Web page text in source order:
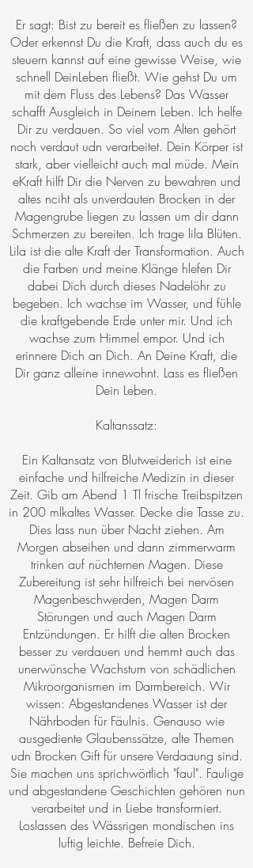
Er sagt: Bist zu bereit es fließen zu lassen?
Oder erkennst Du die Kraft, dass auch du es
steuern kannst auf eine gewisse Weise, wie
schnell DeinLeben fließt. Wie gehst Du um
mit dem Fluss des Lebens? Das Wasser
schafft Ausgleich in Deinem Leben. Ich helfe
Dir zu verdauen. So viel vom Alten gehört
noch verdaut udn verarbeitet. Dein Körper ist
stark, aber vielleicht auch mal müde. Mein
eKraft hilft Dir die Nerven zu bewahren und
altes nciht als unverdauten Brocken in der
Magengrube liegen zu lassen um dir dann
Schmerzen zu bereiten. Ich trage lila Blüten.
Lila ist die alte Kraft der Transformation. Auch
die Farben und meine Klänge hlefen Dir
dabei Dich durch dieses Nadelöhr zu
begeben. Ich wachse im Wasser, und fühle
die kraftgebende Erde unter mir. Und ich
wachse zum Himmel empor. Und ich
erinnere Dich an Dich. An Deine Kraft, die
Dir ganz alleine innewohnt. Lass es fließen
Dein Leben.
Kaltanssatz:
Ein Kaltansatz von Blutweiderich ist eine
einfache und hilfreiche Medizin in dieser
Zeit. Gib am Abend 1 Tl frische Treibspitzen
in 200 mlkaltes Wasser. Decke die Tasse zu.
Dies lass nun über Nacht ziehen. Am
Morgen abseihen und dann zimmerwarm
trinken auf nüchternen Magen. Diese
Zubereitung ist sehr hilfreich bei nervösen
Magenbeschwerden, Magen Darm
Störungen und auch Magen Darm
Entzündungen. Er hilft die alten Brocken
besser zu verdauen und hemmt auch das
unerwünsche Wachstum von schädlichen
Mikroorganismen im Darmbereich. Wir
wissen: Abgestandenes Wasser ist der
Nährboden für Fäulnis. Genauso wie
ausgediente Glaubenssätze, alte Themen
udn Brocken Gift für unsere Verdaaung sind.
Sie machen uns sprichwörtlich "faul". Faulige
und abgestandene Geschichten gehören nun
verarbeitet und in Liebe transformiert.
Loslassen des Wässrigen mondischen ins
luftig leichte. Befreie Dich.